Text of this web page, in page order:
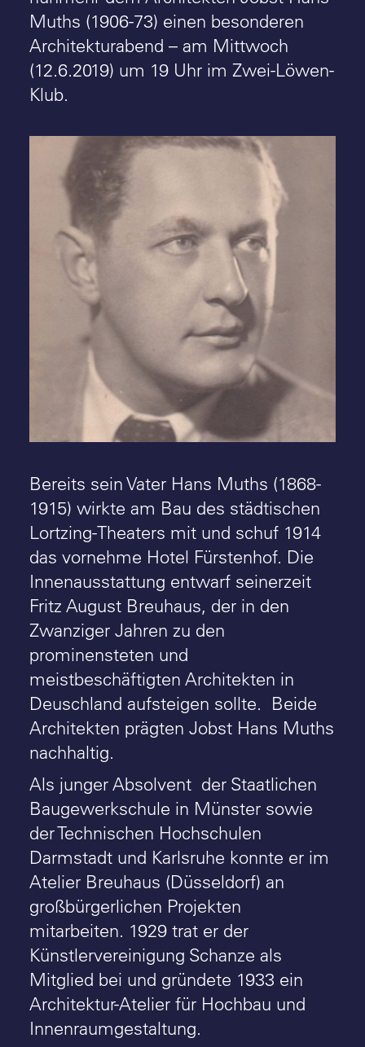
Muths (1906-73) einen besonderen
Architekturabend – am Mittwoch
(12.6.2019) um 19 Uhr im Zwei-Löwen-
Klub.
Jobst Hans Muths, um 1935
Bereits sein Vater Hans Muths (1868-
1915) wirkte am Bau des städtischen
Lortzing-Theaters mit und schuf 1914
das vornehme Hotel Fürstenhof. Die
Innenausstattung entwarf seinerzeit
Fritz August Breuhaus, der in den
Zwanziger Jahren zu den
prominensteten und
meistbeschäftigten Architekten in
Deuschland aufsteigen sollte. Beide
Architekten prägten Jobst Hans Muths
nachhaltig.
Als junger Absolvent der Staatlichen
Baugewerkschule in Münster sowie
der Technischen Hochschulen
Darmstadt und Karlsruhe konnte er im
Atelier Breuhaus (Düsseldorf) an
großbürgerlichen Projekten
mitarbeiten. 1929 trat er der
Künstlervereinigung Schanze als
Mitglied bei und gründete 1933 ein
Architektur-Atelier für Hochbau und
Innenraumgestaltung.